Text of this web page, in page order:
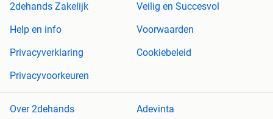
2dehands Zakelijk
Veilig en Succesvol
Help en info
Voorwaarden
Privacyverklaring
Cookiebeleid
Privacyvoorkeuren
Over 2dehands
Adevinta